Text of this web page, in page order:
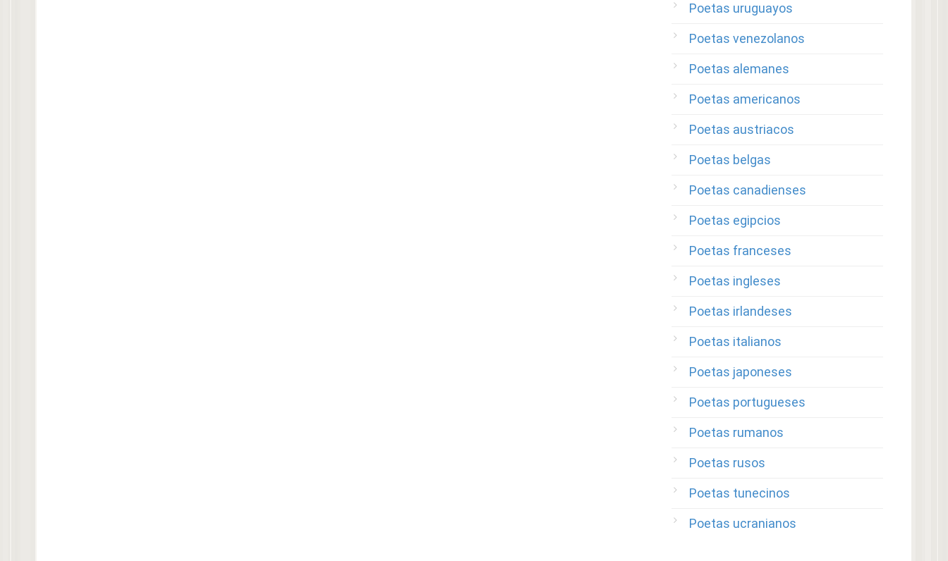
Poetas uruguayos
Poetas venezolanos
Poetas alemanes
Poetas americanos
Poetas austriacos
Poetas belgas
Poetas canadienses
Poetas egipcios
Poetas franceses
Poetas ingleses
Poetas irlandeses
Poetas italianos
Poetas japoneses
Poetas portugueses
Poetas rumanos
Poetas rusos
Poetas tunecinos
Poetas ucranianos